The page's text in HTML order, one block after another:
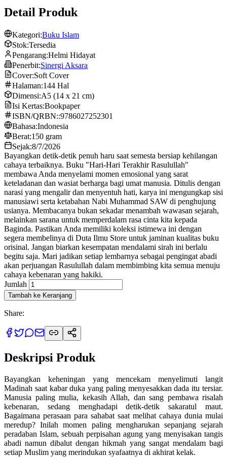
Detail Produk
Kategori:Buku Islam
Stok:Tersedia
Pengarang:Helmi Hidayat
Penerbit:Sinergi Aksara
Cover:Soft Cover
Halaman:144 Hal
Dimensi:A5 (14 x 21 cm)
Isi Kertas:Bookpaper
ISBN/QRBN::9786027252301
Bahasa:Indonesia
Berat:150 gram
Sejak:8/7/2026
Bayangkan detik-detik penuh haru saat semesta bersiap kehilangan
cahaya terbaiknya. Buku "Hari-Hari Terakhir Rasulullah"
membawa Anda menyelami momen emosional yang sarat
keteladanan dan wasiat berharga bagi umat manusia. Ditulis dengan
narasi yang mengalir dan menyentuh hati, karya ini mengungkap sisi
manusiawi serta ketabahan Nabi Muhammad SAW di penghujung
usianya. Membacanya bukan sekadar menambah wawasan sejarah,
melainkan sarana untuk memperdalam rasa cinta kita kepada
Baginda. Pastikan Anda memiliki koleksi istimewa ini dengan
segera membelinya di Duta Ilmu Store untuk jaminan kualitas buku
orisinal. Jangan biarkan kesempatan mendalami sirah ini berlalu
begitu saja. Mari jadikan setiap lembarnya sebagai pengingat abadi
akan perjuangan Rasulullah dalam membimbing kita semua menuju
cahaya kebenaran yang hakiki.
Jumlah
Tambah ke Keranjang
Share:
Deskripsi Produk
Bayangkan keheningan yang mencekam menyelimuti langit
Madinah saat kabar duka yang paling menyesakkan dada itu tersiar.
Manusia paling mulia, kekasih Allah, dan sang pembawa risalah
kebenaran, sedang menghadapi detik-detik sakaratul maut.
Bagaimana perasaan para sahabat saat melihat cahaya dunia mulai
meredup? Inilah momen paling mengharukan sepanjang sejarah
peradaban Islam, sebuah perpisahan agung yang menyisakan tangis
abadi namun dibalut dengan hikmah yang sangat mendalam bagi
setiap Muslim yang merindukan syafaatnya di akhirat kelak.